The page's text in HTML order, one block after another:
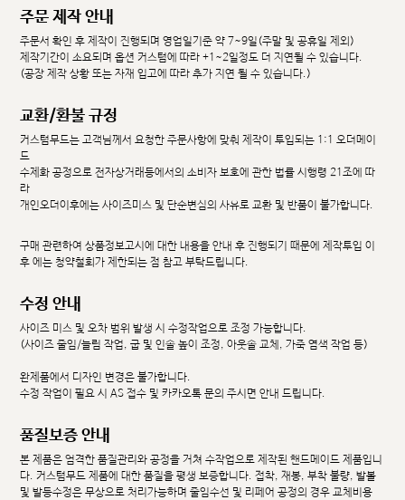
주문 제작 안내
주문서 확인 후 제작이 진행되며 영업일기준 약 7~9일(주말 및 공휴일 제외)
제작기간이 소요되며 옵션 커스텀에 따라 +1~2일정도 더 지연될 수 있습니다.
(공장 제작 상황 또는 자재 입고에 따라 추가 지연 될 수 있습니다.)
교환/환불 규정
커스텀무드는 고객님께서 요청한 주문사항에 맞춰 제작이 투입되는 1:1 오더메이
드
수제화 공정으로 전자상거래등에서의 소비자 보호에 관한 법률 시행령 21조에 따
라
개인오더이후에는 사이즈미스 및 단순변심의 사유로 교환 및 반품이 불가합니다.
구매 관련하여 상품정보고시에 대한 내용을 안내 후 진행되기 때문에 제작투입 이
후 에는 청약철회가 제한되는 점 참고 부탁드립니다.
수정 안내
사이즈 미스 및 오차 범위 발생 시 수정작업으로 조정 가능합니다.
(사이즈 줄임/늘림 작업, 굽 및 인솔 높이 조정, 아웃솔 교체, 가죽 염색 작업 등)
완제품에서 디자인 변경은 불가합니다.
수정 작업이 필요 시 AS 접수 및 카카오톡 문의 주시면 안내 드립니다.
품질보증 안내
본 제품은 엄격한 품질관리와 공정을 거쳐 수작업으로 제작된 핸드메이드 제품입니
다. 커스텀무드 제품에 대한 품질을 평생 보증합니다. 접착, 재봉, 부착 불량, 발볼
및 발등수정은 무상으로 처리가능하며 줄임수선 및 리페어 공정의 경우 교체비용